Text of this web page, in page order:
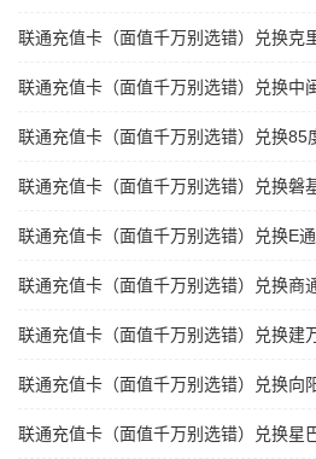
联通充值卡（面值千万别选错）兑换克
联通充值卡（面值千万别选错）兑换中
联通充值卡（面值千万别选错）兑换85
联通充值卡（面值千万别选错）兑换磐
联通充值卡（面值千万别选错）兑换E
联通充值卡（面值千万别选错）兑换商
联通充值卡（面值千万别选错）兑换建
联通充值卡（面值千万别选错）兑换向
联通充值卡（面值千万别选错）兑换星